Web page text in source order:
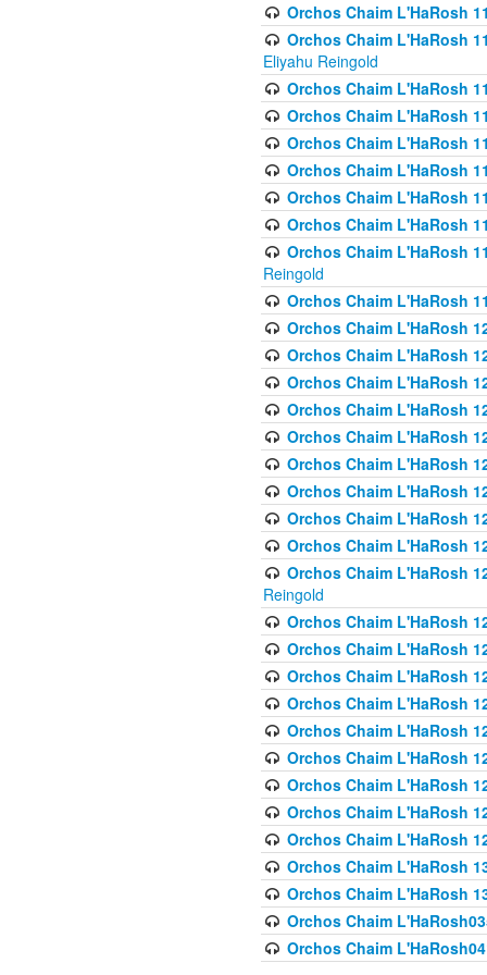
Orchos Chaim L'HaRosh
Orchos Chaim L'HaRosh
Eliyahu Reingold
Orchos Chaim L'HaRosh
Orchos Chaim L'HaRosh
Orchos Chaim L'HaRosh
Orchos Chaim L'HaRosh
Orchos Chaim L'HaRosh
Orchos Chaim L'HaRosh
Orchos Chaim L'HaRosh
Reingold
Orchos Chaim L'HaRosh
Orchos Chaim L'HaRosh
Orchos Chaim L'HaRosh
Orchos Chaim L'HaRosh
Orchos Chaim L'HaRosh
Orchos Chaim L'HaRosh
Orchos Chaim L'HaRosh
Orchos Chaim L'HaRosh
Orchos Chaim L'HaRosh
Orchos Chaim L'HaRosh
Orchos Chaim L'HaRosh
Reingold
Orchos Chaim L'HaRosh
Orchos Chaim L'HaRosh
Orchos Chaim L'HaRosh
Orchos Chaim L'HaRosh
Orchos Chaim L'HaRosh
Orchos Chaim L'HaRosh
Orchos Chaim L'HaRosh
Orchos Chaim L'HaRosh
Orchos Chaim L'HaRosh
Orchos Chaim L'HaRosh
Orchos Chaim L'HaRosh
Orchos Chaim
Orchos Chaim